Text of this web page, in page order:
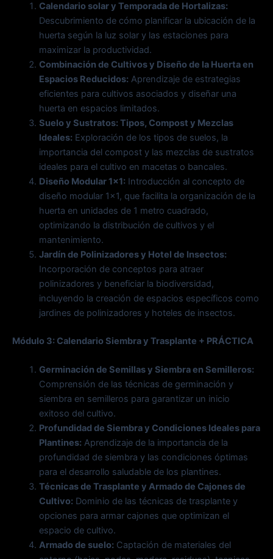
Calendario solar y Temporada de Hortalizas:
Descubrimiento de cómo planificar la ubicación de la
huerta según la luz solar y las estaciones para
maximizar la productividad.
Combinación de Cultivos y Diseño de la Huerta en
Espacios Reducidos:Aprendizaje de estrategias
eficientes para cultivos asociados y diseñar una
huerta en espacios limitados.
Suelo y Sustratos: Tipos, Compost y Mezclas
Ideales:Exploración de los tipos de suelos, la
importancia del compost y las mezclas de sustratos
ideales para el cultivo en macetas o bancales.
Diseño Modular 1×1:Introducción al concepto de
diseño modular 1×1, que facilita la organización de la
huerta en unidades de 1 metro cuadrado,
optimizando la distribución de cultivos y el
mantenimiento.
Jardín de Polinizadores y Hotel de Insectos:
Incorporación de conceptos para atraer
polinizadores y beneficiar la biodiversidad,
incluyendo la creación de espacios específicos como
jardines de polinizadores y hoteles de insectos.
Módulo 3: Calendario Siembra y Trasplante + PRÁCTICA
Germinación de Semillas y Siembra en Semilleros:
Comprensión de las técnicas de germinación y
siembra en semilleros para garantizar un inicio
exitoso del cultivo.
Profundidad de Siembra y Condiciones Ideales para
Plantines:Aprendizaje de la importancia de la
profundidad de siembra y las condiciones óptimas
para el desarrollo saludable de los plantines.
Técnicas de Trasplante y Armado de Cajones de
Cultivo:Dominio de las técnicas de trasplante y
opciones para armar cajones que optimizan el
espacio de cultivo.
Armado de suelo:Captación de materiales del